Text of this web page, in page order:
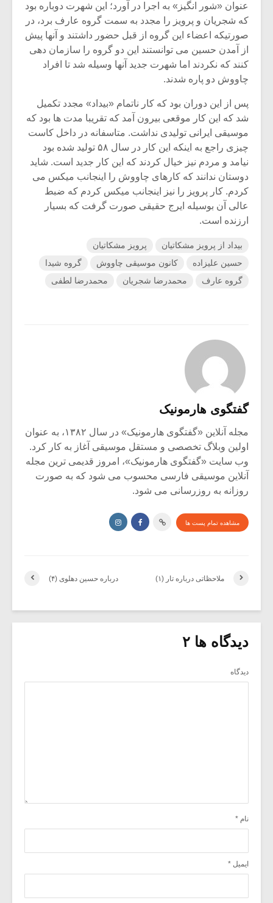
عنوان «شور انگیز» به اجرا در آورد؛ این شهرت دوباره بود
که شجریان و پرویز را مجدد به سمت گروه عارف برد، در
صورتیکه اعضاء این گروه از قبل حضور داشتند و آنها پیش
از آمدن حسین می توانستند این دو گروه را سازمان دهی
کنند که نکردند اما شهرت جدید آنها وسیله شد تا افراد
چاووش دو‌ پاره شدند.
پس از این دوران بود که کار ناتمام «بیداد» مجدد تکمیل
شد که این کار موقعی بیرون آمد که تقریبا مدت ها بود که
موسیقی ایرانی تولیدی نداشت. متاسفانه در داخل کاست
چیزی راجع به اینکه این کار در سال ۵۸ تولید شده بود
نیامد و مردم نیز خیال کردند که این کار جدید است. شاید
دوستان ندانند که کارهای چاووش را اینجانب میکس می
کردم. کار پرویز را نیز اینجانب میکس کردم که ضبط
عالی آن بوسیله ایرج حقیقی صورت گرفت که بسیار
ارزنده است.
بیداد از پرویز مشکاتیان
پرویز مشکاتیان
حسین علیزاده
کانون موسیقی چاووش
گروه شیدا
گروه عارف
محمدرضا شجریان محمدرضا لطفی
گفتگوی هارمونیک
مجله آنلاین «گفتگوی هارمونیک» در سال ۱۳۸۲، به عنوان
اولین وبلاگ تخصصی و مستقل موسیقی آغاز به کار کرد.
وب سایت «گفتگوی هارمونیک»، امروز قدیمی ترین مجله
آنلاین موسیقی فارسی محسوب می شود که به صورت
روزانه به روزرسانی می شود.
مشاهده تمام پست ها
درباره حسین دهلوی (۴) ملاحظاتی درباره تار (۱)
دیدگاه ها ۲
دیدگاه
نام *
ایمیل *